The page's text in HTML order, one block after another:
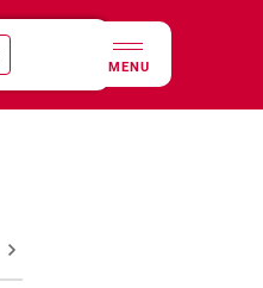
MENU